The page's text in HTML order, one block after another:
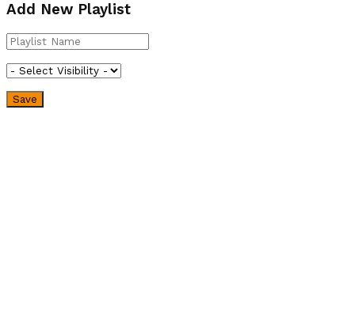
Add New Playlist